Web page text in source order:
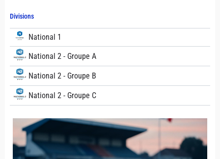
Divisions
National 1
National 2 - Groupe A
National 2 - Groupe B
National 2 - Groupe C